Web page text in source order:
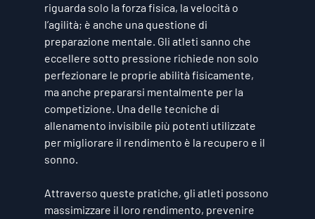
riguarda solo la forza fisica, la velocità o
l’agilità; è anche una questione di
preparazione mentale. Gli atleti sanno che
eccellere sotto pressione richiede non solo
perfezionare le proprie abilità fisicamente,
ma anche prepararsi mentalmente per la
competizione. Una delle tecniche di
allenamento invisibile più potenti utilizzate
per migliorare il rendimento è la recupero e il
sonno.
Attraverso queste pratiche, gli atleti possono
massimizzare il loro rendimento, prevenire